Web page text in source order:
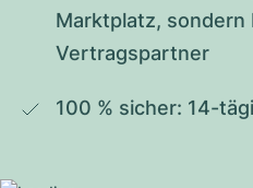
Marktplatz, sondern
Vertragspartner
100 % sicher: 14-